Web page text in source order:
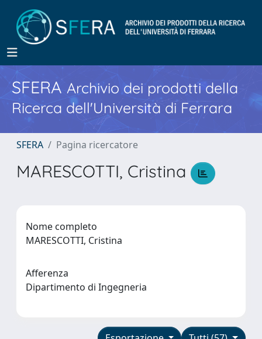
SFERA Archivio dei prodotti della
Ricerca dell'Università di Ferrara
SFERA Pagina ricercatore
MARESCOTTI, Cristina
Nome completo
MARESCOTTI, Cristina
Afferenza
Dipartimento di Ingegneria